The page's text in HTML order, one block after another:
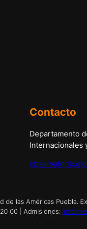
Contacto
Departamento
Internacionales
las Américas Puebla.
00 | Admisiones: